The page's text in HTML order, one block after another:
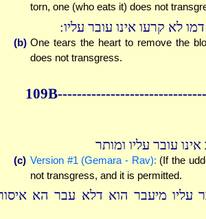
torn, one (who eats it) does not
לא קרעו אינו עובר עליו:
(b) One tears the heart to remove the
does not transgress.
עובר עליו ומותר
(c) Version #1 (Gemara - Rav): (If the
not transgress, and it is permitted.
עליו מיעבר הוא דלא עבר הא